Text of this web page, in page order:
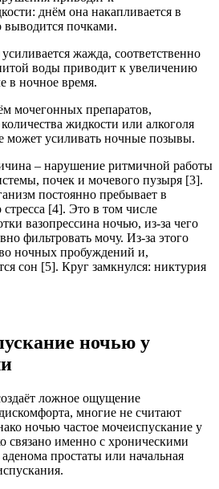
днём она накапливается в
выводится почками.
жажда, соответственно
воды приводит к увеличению
в ночное время.
мочегонных препаратов,
жидкости или алкоголя
может усиливать ночные позывы.
– нарушение ритмичной работы
почек и мочевого пузыря [3].
постоянно пребывает в
[4]. Это в том числе
вазопрессина ночью, из-за чего
фильтровать мочу. Из-за этого
ночных пробуждений и,
сон [5]. Круг замкнулся: никтурия
ночью у
ложное ощущение
многие не считают
ночью частое мочеиспускание у
связано именно с хроническими
простаты или начальная